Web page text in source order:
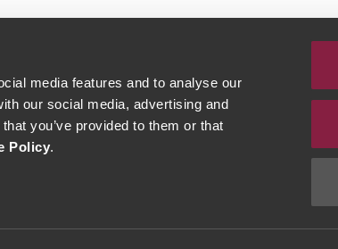
media features and to analyse our
our social media, advertising and
you’ve provided to them or that
Policy.